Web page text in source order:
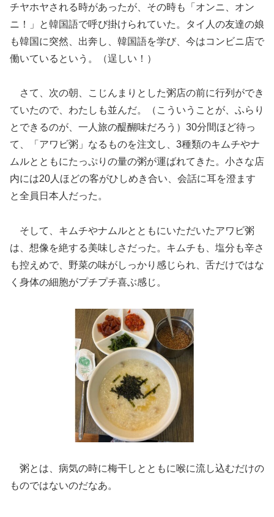
チヤホヤされる時があったが、その時も「オンニ、オン
ニ！」と韓国語で呼び掛けられていた。タイ人の友達の娘
も韓国に突然、出奔し、韓国語を学び、今はコンビニ店で
働いているという。（逞しい！）
さて、次の朝、こじんまりとした粥店の前に行列ができ
ていたので、わたしも並んだ。（こういうことが、ふらり
とできるのが、一人旅の醍醐味だろう）30分間ほど待っ
て、「アワビ粥」なるものを注文し、3種類のキムチやナ
ムルとともにたっぷりの量の粥が運ばれてきた。小さな店
内には20人ほどの客がひしめき合い、会話に耳を澄ます
と全員日本人だった。
そして、キムチやナムルとともにいただいたアワビ粥
は、想像を絶する美味しさだった。キムチも、塩分も辛さ
も控えめで、野菜の味がしっかり感じられ、舌だけではな
く身体の細胞がプチプチ喜ぶ感じ。
粥とは、病気の時に梅干しとともに喉に流し込むだけの
ものではないのだなあ。